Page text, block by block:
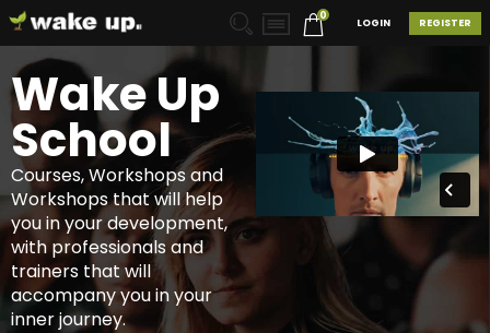
0
REGISTER
LOGIN
Wake Up
School
Courses, Workshops and
Workshops that will help
you in your development,
with professionals and
trainers that will
accompany you in your
inner journey.